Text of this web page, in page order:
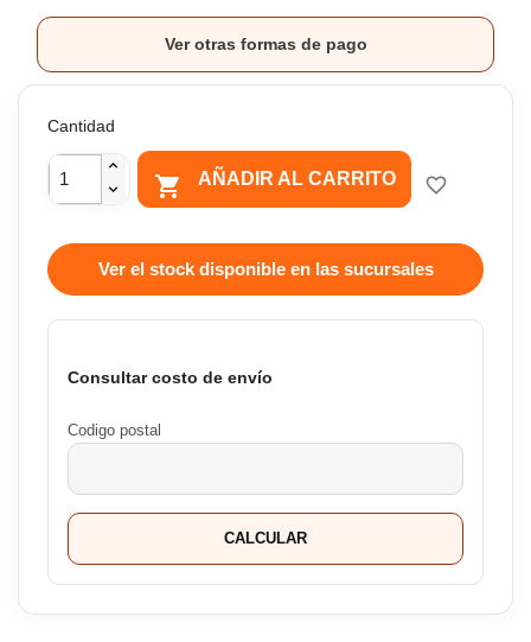
Ver otras formas de pago
Cantidad
 AÑADIR AL CARRITO favorite_border
Ver el stock disponible en las sucursales
Consultar costo de envío
Codigo postal
CALCULAR